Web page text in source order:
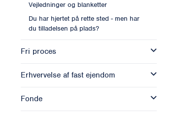
Vejledninger og blanketter
Du har hjertet på rette sted - men har
du tilladelsen på plads?
Fri proces
Erhvervelse af fast ejendom
Fonde